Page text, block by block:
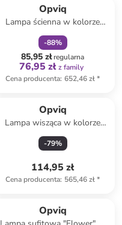
Opviq
Lampa ścienna w kolorze
złotym - 27 x 25 cm
-88%
85,95 złregularna
76,95 zł z family
Cena producenta: 652,46 zł*
Opviq
Lampa wisząca w kolorze
czarnym - Ø 30 cm
-79%
114,95 zł
Cena producenta: 565,46 zł*
Opviq